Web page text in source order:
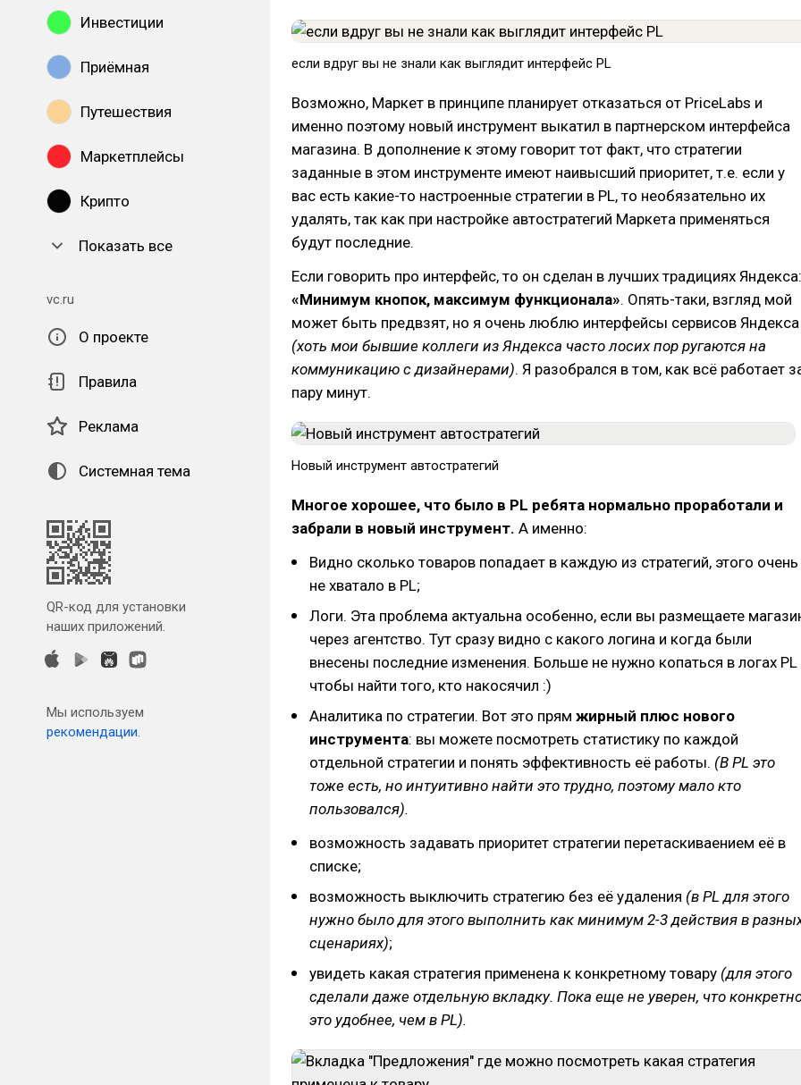
Инвестиции
Приёмная
Путешествия
Маркетплейсы
Крипто
Показать все
vc.ru
О проекте
Правила
Реклама
Системная тема
QR-код для установки
наших приложений.
Мы используем
рекомендации.
если вдруг вы не знали как выглядит интерфейс PL
Возможно, Маркет в принципе планирует отказаться от PriceLabs и
именно поэтому новый инструмент выкатил в партнерском интерфейса
магазина. В дополнение к этому говорит тот факт, что стратегии
заданные в этом инструменте имеют наивысший приоритет, т.е. если у
вас есть какие-то настроенные стратегии в PL, то необязательно их
удалять, так как при настройке автостратегий Маркета применяться
будут последние.
Если говорить про интерфейс, то он сделан в лучших традициях Яндекса:
«Минимум кнопок, максимум функционала». Опять-таки, взгляд мой
может быть предвзят, но я очень люблю интерфейсы сервисов Яндекса
(хоть мои бывшие коллеги из Яндекса часто лосих пор ругаются на
коммуникацию с дизайнерами). Я разобрался в том, как всё работает
пару минут.
Новый инструмент автостратегий
Многое хорошее, что было в PL ребята нормально проработали и
забрали в новый инструмент. А именно:
Видно сколько товаров попадает в каждую из стратегий, этого очень
не хватало в PL;
Логи. Эта проблема актуальна особенно, если вы размещаете
через агентство. Тут сразу видно с какого логина и когда были
внесены последние изменения. Больше не нужно копаться в логах PL
чтобы найти того, кто накосячил :)
Аналитика по стратегии. Вот это прям жирный плюс нового
инструмента: вы можете посмотреть статистику по каждой
отдельной стратегии и понять эффективность её работы. (В PL это
тоже есть, но интуитивно найти это трудно, поэтому мало кто
пользовался).
возможность задавать приоритет стратегии перетаскиваением её в
списке;
возможность выключить стратегию без её удаления (в PL для этого
нужно было для этого выполнить как минимум 2-3 действия в
сценариях);
увидеть какая стратегия применена к конкретному товару (для этого
сделали даже отдельную вкладку. Пока еще не уверен, что
это удобнее, чем в PL).